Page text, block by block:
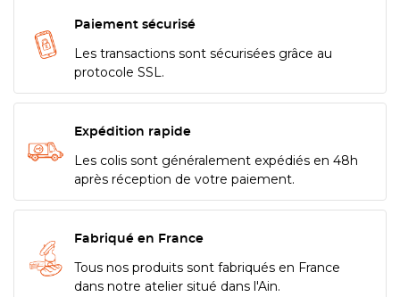
Paiement sécurisé
Les transactions sont sécurisées grâce au
protocole SSL.
Expédition rapide
Les colis sont généralement expédiés en 48h
après réception de votre paiement.
Fabriqué en France
Tous nos produits sont fabriqués en France
dans notre atelier situé dans l'Ain.